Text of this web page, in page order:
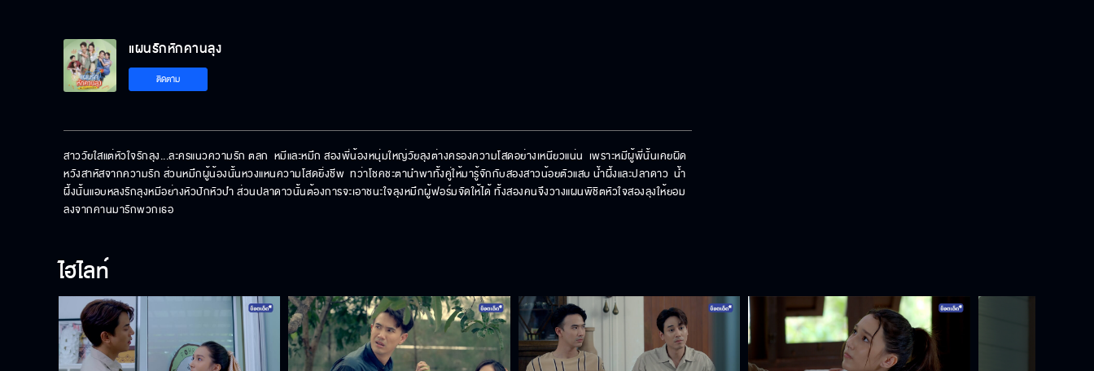
แผนรักหักคานลุง
ติดตาม
สาววัยใสแต่หัวใจรักลุง...ละครแนวความรัก ตลก  หมีและหมึก สองพี่น้องหนุ่มใหญ่วัยลุงต่างครองความโสดอย่างเหนียวแน่น  เพราะหมีผู้พี่นั้นเคยผิด
หวังสาหัสจากความรัก ส่วนหมึกผู้น้องนั้นหวงแหนความโสดยิ่งชีพ  ทว่าโชคชะตานำพาทั้งคู่ให้มารู้จักกับสองสาวน้อยตัวแสบ น้ำผึ้งและปลาดาว  น้ำ
ผึ้งนั้นแอบหลงรักลุงหมีอย่างหัวปักหัวปำ ส่วนปลาดาวนั้นต้องการจะเอาชนะใจลุงหมึกผู้ฟอร์มจัดให้ได้ ทั้งสองคนจึงวางแผนพิชิตหัวใจสองลุงให้ยอม
ลงจากคานมารักพวกเธอ
ไฮไลท์